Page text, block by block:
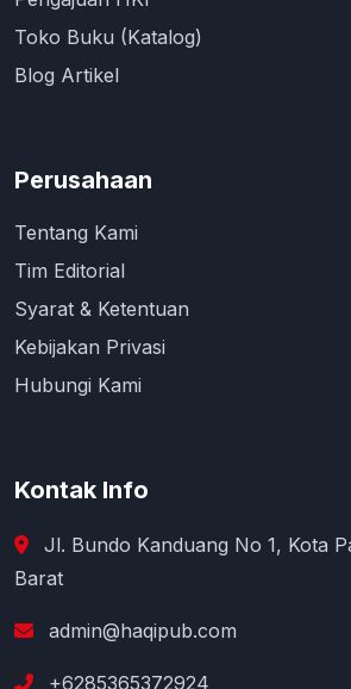
Toko Buku (Katalog)
Blog Artikel
Perusahaan
Tentang Kami
Tim Editorial
Syarat & Ketentuan
Kebijakan Privasi
Hubungi Kami
Kontak Info
Jl. Bundo Kanduang No 1, Kota
Barat
admin@haqipub.com
+6285365372924